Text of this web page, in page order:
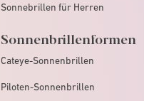
Sonnebrillen für Herren
Sonnenbrillenformen
Cateye-Sonnenbrillen
Piloten-Sonnenbrillen